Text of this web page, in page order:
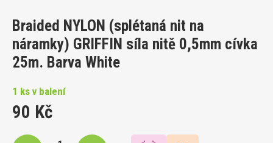
Braided NYLON (splétaná nit na
náramky) GRIFFIN síla nitě 0,5mm cívka
25m. Barva White
1 ks v balení
90 Kč